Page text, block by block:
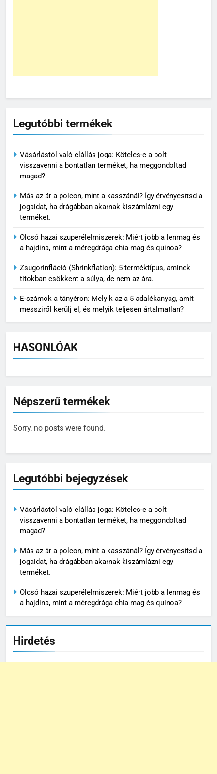
Legutóbbi termékek
Vásárlástól való elállás joga: Köteles-e a bolt
visszavenni a bontatlan terméket, ha meggondoltad
magad?
Más az ár a polcon, mint a kasszánál? Így érvényesítsd a
jogaidat, ha drágábban akarnak kiszámlázni egy
terméket.
Olcsó hazai szuperélelmiszerek: Miért jobb a lenmag és
a hajdina, mint a méregdrága chia mag és quinoa?
Zsugorinfláció (Shrinkflation): 5 terméktípus, aminek
titokban csökkent a súlya, de nem az ára.
E-számok a tányéron: Melyik az a 5 adalékanyag, amit
messziről kerülj el, és melyik teljesen ártalmatlan?
HASONLÓAK
Népszerű termékek
Sorry, no posts were found.
Legutóbbi bejegyzések
Vásárlástól való elállás joga: Köteles-e a bolt
visszavenni a bontatlan terméket, ha meggondoltad
magad?
Más az ár a polcon, mint a kasszánál? Így érvényesítsd a
jogaidat, ha drágábban akarnak kiszámlázni egy
terméket.
Olcsó hazai szuperélelmiszerek: Miért jobb a lenmag és
a hajdina, mint a méregdrága chia mag és quinoa?
Hirdetés